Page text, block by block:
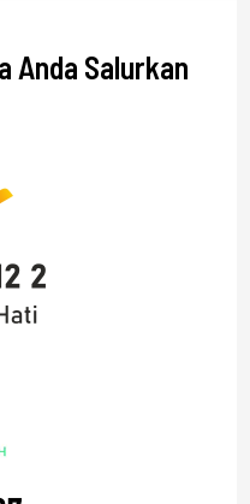
Anda Salurkan